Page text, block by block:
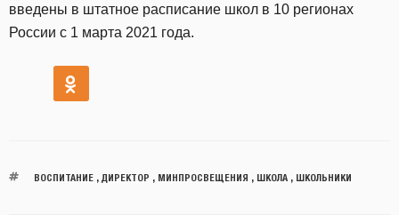
введены в штатное расписание школ в 10 регионах
России с 1 марта 2021 года.
ВОСПИТАНИЕ, ДИРЕКТОР , МИНПРОСВЕЩЕНИЯ , ШКОЛА, ШКОЛЬНИКИ